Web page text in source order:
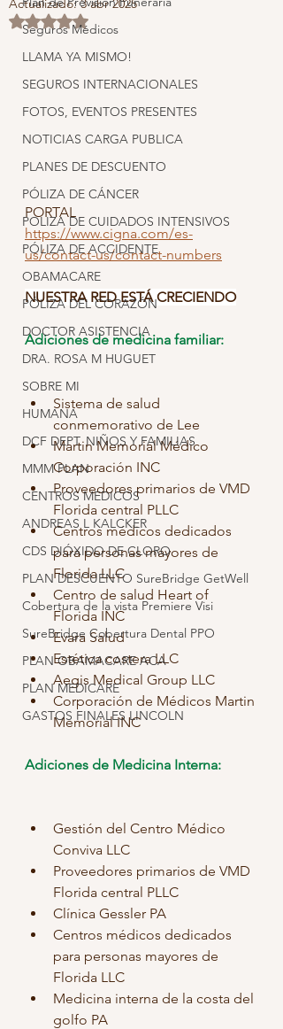
Seguros Médicos
LLAMA YA MISMO!
SEGUROS INTERNACIONALES
FOTOS, EVENTOS PRESENTES
NOTICIAS CARGA PUBLICA
PLANES DE DESCUENTO
PÓLIZA DE CÁNCER
POLIZA DE CUIDADOS INTENSIVOS
PÓLIZA DE ACCIDENTE
OBAMACARE
PÓLIZA DEL CORAZÓN
DOCTOR ASISTENCIA
DRA. ROSA M HUGUET
SOBRE MI
HUMANA
DCF DEPT. NIÑOS Y FAMILIAS
MMM PLAN
CENTROS MEDICOS
ANDREAS L KALCKER
CDS DIÓXIDO DE CLORO
PLAN DESCUENTO SureBridge GetWell
Cobertura de la vista Premiere Visi
SureBridge Cobertura Dental PPO
PLAN OBAMACARE ACA
PLAN MEDICARE
GASTOS FINALES LINCOLN
Actualizado:3 abr 2025
Obtuvo NaN de 5 estrellas.
PORTAL
https://www.cigna.com/es-
us/contact-us/contact-numbers
NUESTRA RED ESTÁ CRECIENDO
Adiciones de medicina familiar:
Sistema de salud
conmemorativo de Lee
Martin Memorial Médico
Corporación INC
Proveedores primarios de VMD
Florida central PLLC
Centros médicos dedicados
para personas mayores de
Florida LLC
Centro de salud Heart of
Florida INC
Evara Salud
Estética costera LLC
Aegis Medical Group LLC
Corporación de Médicos Martin
Memorial INC
Adiciones de Medicina Interna:
Gestión del Centro Médico
Conviva LLC
Proveedores primarios de VMD
Florida central PLLC
Clínica Gessler PA
Centros médicos dedicados
para personas mayores de
Florida LLC
Medicina interna de la costa del
golfo PA